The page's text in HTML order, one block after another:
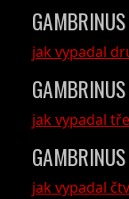
jak vypadal
jak vypadal
jak vypadal